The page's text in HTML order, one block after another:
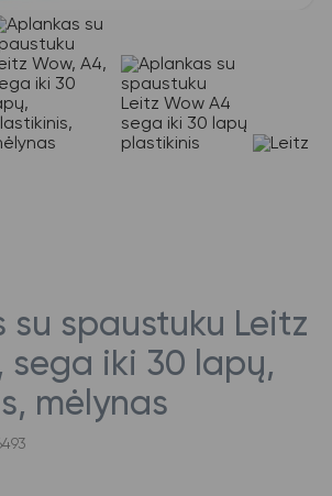
su spaustuku Leitz
sega iki 30 lapų,
mėlynas